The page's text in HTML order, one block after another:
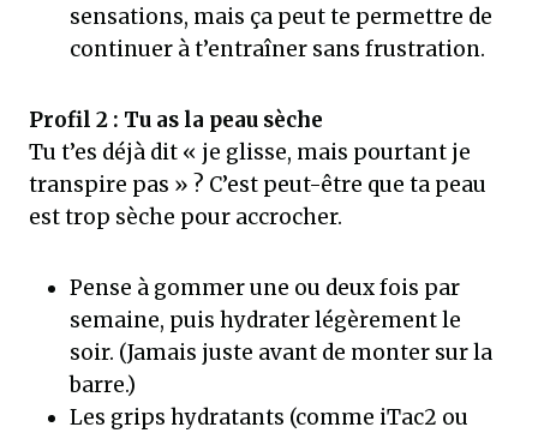
sensations, mais ça peut te permettre de
continuer à t’entraîner sans frustration.
Profil 2 : Tu as la peau sèche
Tu t’es déjà dit « je glisse, mais pourtant je
transpire pas » ? C’est peut-être que ta peau
est trop sèche pour accrocher.
Pense à gommer une ou deux fois par
semaine, puis hydrater légèrement le
soir. (Jamais juste avant de monter sur la
barre.)
Les grips hydratants (comme iTac2 ou